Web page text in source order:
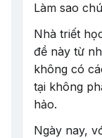
Làm sao
Nhà triết
đề này từ
không có
tại không
hảo.
Ngày nay,